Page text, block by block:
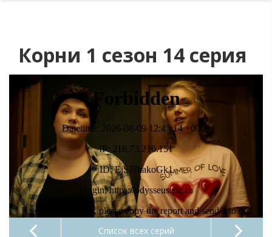
Корни 1 сезон 14 серия
Список всех серий